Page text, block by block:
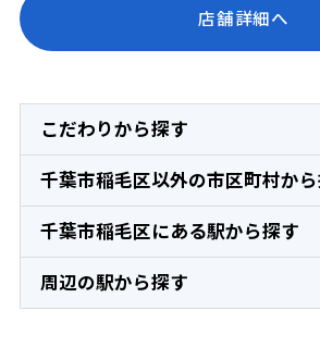
店舗詳細へ
こだわりから探す
千葉市稲毛区以外の市区町村か
千葉市稲毛区にある駅から探す
周辺の駅から探す